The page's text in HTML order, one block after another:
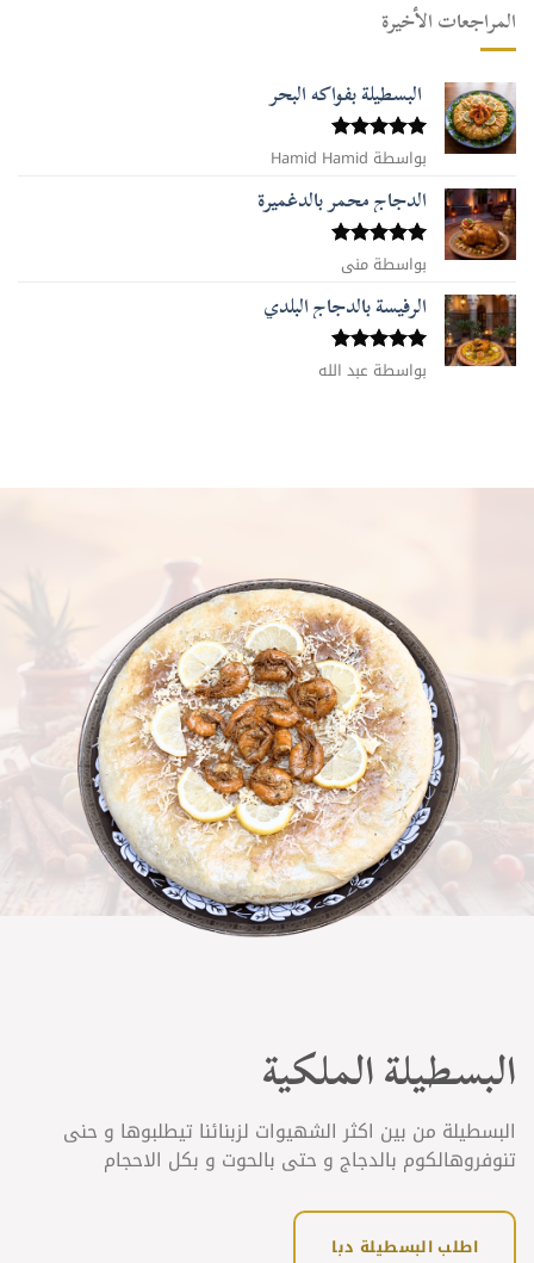
المراجعات الأخيرة
البسطيلة بفواكه البحر
تم التقييم
5من 5
بواسطة Hamid Hamid
الدجاج محمر بالدغميرة
تم التقييم
5من 5
بواسطة منى
الرفيسة بالدجاج البلدي
تم التقييم
5من 5
بواسطة عبد الله
البسطيلة الملكية
البسطيلة من بين اكثر الشهيوات لزبنائنا تيطلبوها و حنى
تنوفروهالكوم بالدجاج و حتى بالحوت و بكل الاحجام
اطلب البسطيلة دبا